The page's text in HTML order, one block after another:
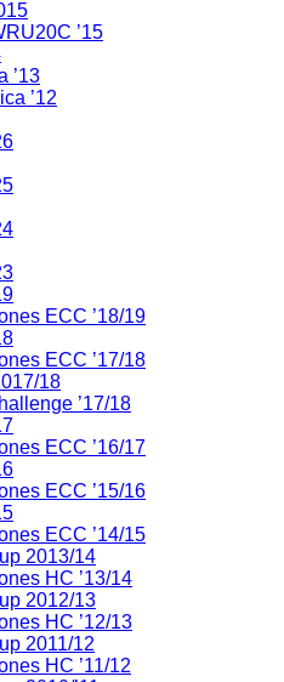
’15
’13
’12
ECC ’18/19
ECC ’17/18
18
’17/18
ECC ’16/17
ECC ’15/16
ECC ’14/15
2013/14
HC ’13/14
2012/13
HC ’12/13
2011/12
HC ’11/12